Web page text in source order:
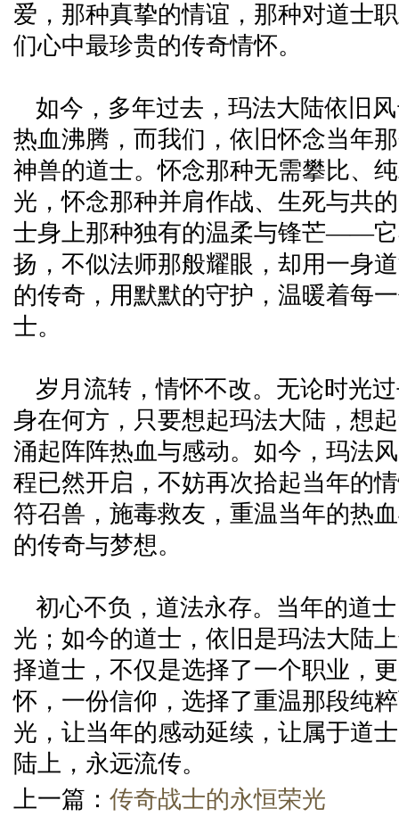
爱，那种真挚的情谊，那种对道士
们心中最珍贵的传奇情怀。
如今，多年过去，玛法大陆依旧
热血沸腾，而我们，依旧怀念当年
神兽的道士。怀念那种无需攀比、
光，怀念那种并肩作战、生死与共
士身上那种独有的温柔与锋芒——
扬，不似法师那般耀眼，却用一身
的传奇，用默默的守护，温暖着每
士。
岁月流转，情怀不改。无论时光
身在何方，只要想起玛法大陆，想
涌起阵阵热血与感动。如今，玛法
程已然开启，不妨再次拾起当年的
符召兽，施毒救友，重温当年的热
的传奇与梦想。
初心不负，道法永存。当年的道
光；如今的道士，依旧是玛法大陆
择道士，不仅是选择了一个职业，
怀，一份信仰，选择了重温那段纯
光，让当年的感动延续，让属于道
陆上，永远流传。
上一篇： 传奇战士的永恒荣光